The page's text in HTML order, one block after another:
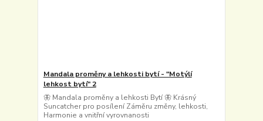
Mandala proměny a lehkosti bytí - "Motýlí
lehkost bytí" 2
🦋 Mandala proměny a lehkosti Bytí 🦋 Krásný
Suncatcher pro posílení Záměru změny, lehkosti,
Harmonie a vnitřní vyrovnanosti